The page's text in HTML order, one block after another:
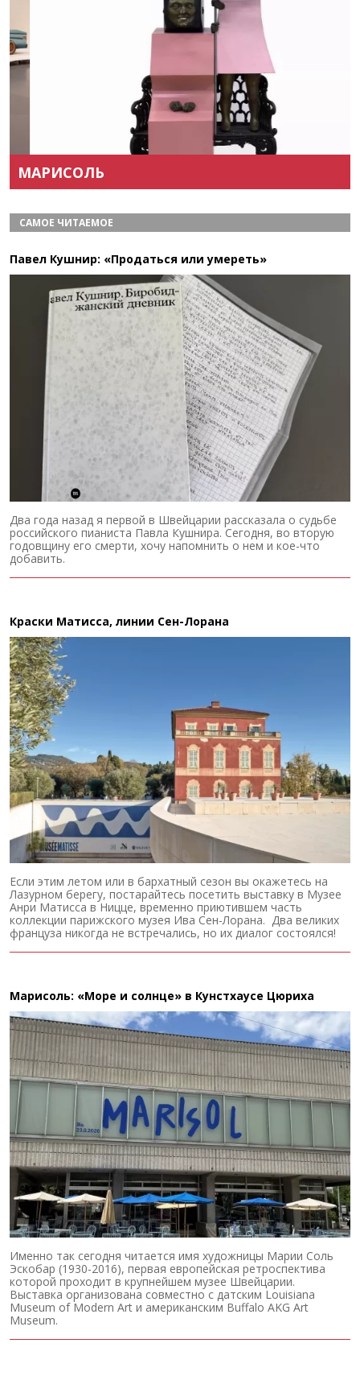
МАРИСОЛЬ
САМОЕ ЧИТАЕМОЕ
Павел Кушнир: «Продаться или умереть»
Два года назад я первой в Швейцарии рассказала о судьбе
российского пианиста Павла Кушнира. Сегодня, во вторую
годовщину его смерти, хочу напомнить о нем и кое-что
добавить.
Краски Матисса, линии Сен-Лорана
Если этим летом или в бархатный сезон вы окажетесь на
Лазурном берегу, постарайтесь посетить выставку в Музее
Анри Матисса в Ницце, временно приютившем часть
коллекции парижского музея Ива Сен-Лорана. Два великих
француза никогда не встречались, но их диалог состоялся!
Марисоль: «Море и солнце» в Кунстхаусе Цюриха
Именно так сегодня читается имя художницы Марии Соль
Эскобар (1930-2016), первая европейская ретроспектива
которой проходит в крупнейшем музее Швейцарии.
Выставка организована совместно с датским Louisiana
Museum of Modern Art и американским Buffalo AKG Art
Museum.